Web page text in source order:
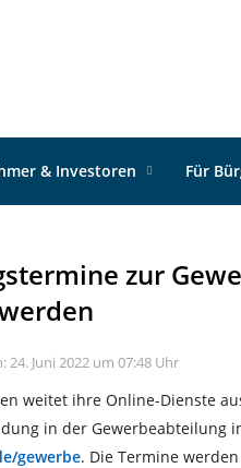
& Investoren Für
zur
Juni 2022 um 07:48 Uhr
weitet ihre Online-Dienste
in der Gewerbeabteilung
gewerbe. Die Termine